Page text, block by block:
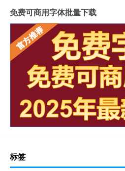
免费可商用字体批量下载
标签